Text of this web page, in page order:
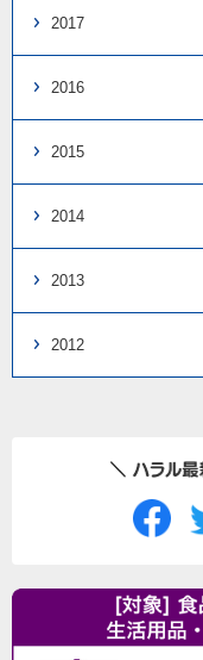
2017
2016
2015
2014
2013
2012